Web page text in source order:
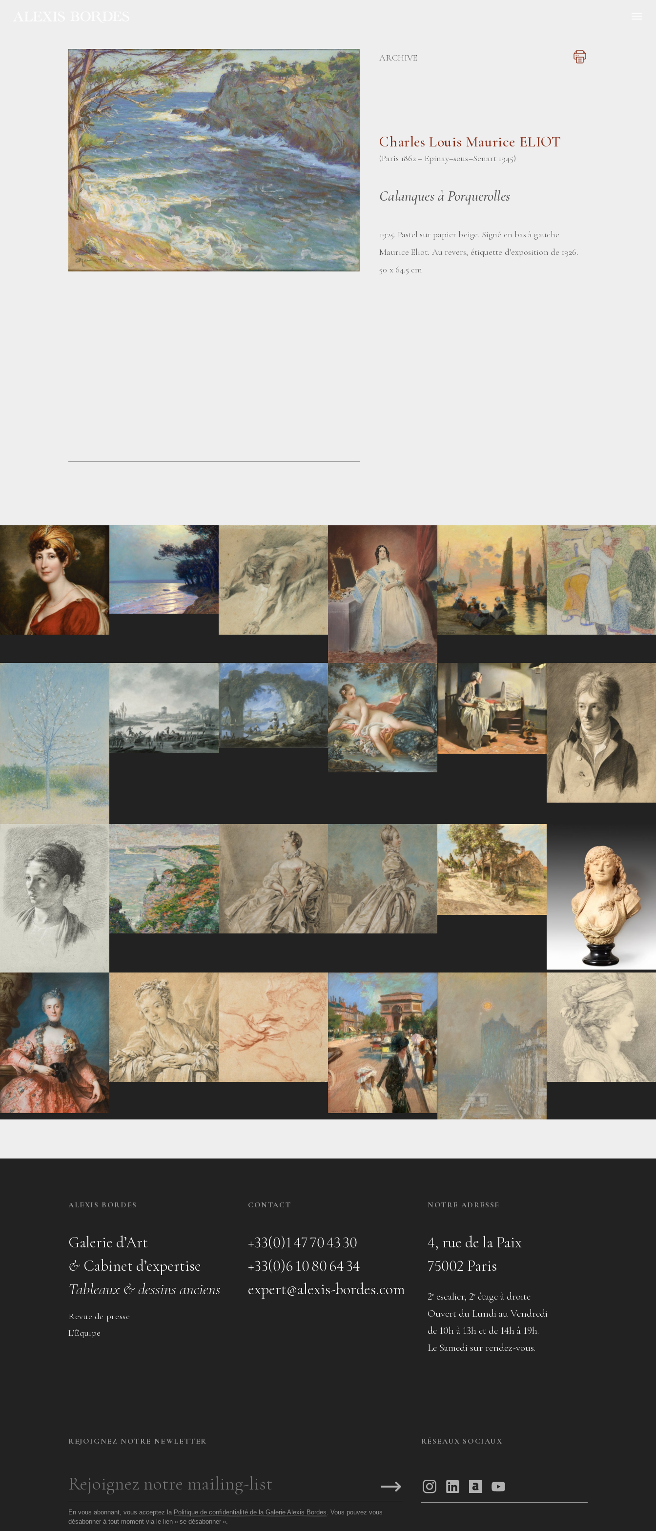
ARCHIVE
Charles Louis Maurice ELIOT
(Paris 1862 – Epinay–sous–Senart 1945)
Calanques à Porquerolles
1925. Pastel sur papier beige. Signé en bas à gauche
Maurice Eliot. Au revers, étiquette d’exposition de 1926.
50 x 64.5 cm
ALEXIS BORDES
Galerie d’Art
& Cabinet d’expertise
Tableaux & dessins anciens
Revue de presse
L’Équipe
CONTACT
+33(0)1 47 70 43 30
+33(0)6 10 80 64 34
expert@alexis-bordes.com
NOTRE ADRESSE
4, rue de la Paix
75002 Paris
2e escalier, 2e étage à droite
Ouvert du Lundi au Vendredi
de 10h à 13h et de 14h à 19h.
Le Samedi sur rendez-vous.
REJOIGNEZ NOTRE NEWLETTER
En vous abonnant, vous acceptez la Politique de confidentialité de la Galerie Alexis Bordes . Vous pouvez vous
désabonner à tout moment via le lien « se désabonner ».
RÉSEAUX SOCIAUX